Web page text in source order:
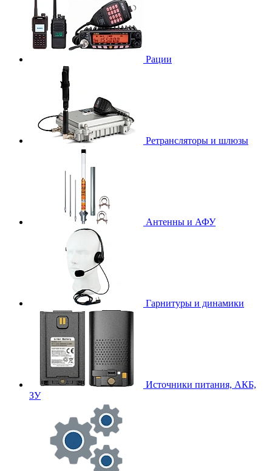
Рации
Ретрансляторы и шлюзы
Антенны и АФУ
Гарнитуры и динамики
Источники питания, АКБ,
ЗУ